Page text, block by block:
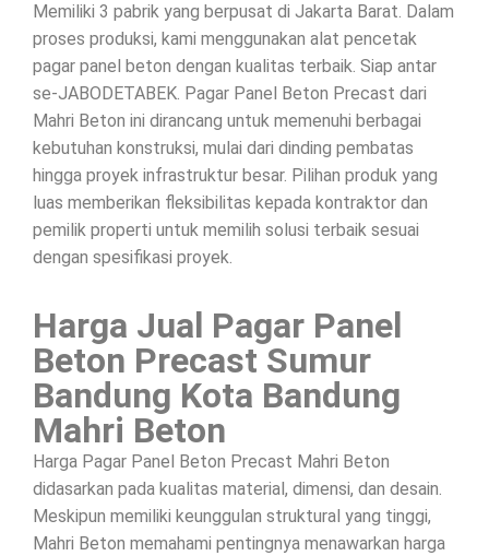
Memiliki 3 pabrik yang berpusat di Jakarta Barat. Dalam
proses produksi, kami menggunakan alat pencetak
pagar panel beton dengan kualitas terbaik. Siap antar
se-JABODETABEK. Pagar Panel Beton Precast dari
Mahri Beton ini dirancang untuk memenuhi berbagai
kebutuhan konstruksi, mulai dari dinding pembatas
hingga proyek infrastruktur besar. Pilihan produk yang
luas memberikan fleksibilitas kepada kontraktor dan
pemilik properti untuk memilih solusi terbaik sesuai
dengan spesifikasi proyek.
Harga Jual Pagar Panel
Beton Precast Sumur
Bandung Kota Bandung
Mahri Beton
Harga Pagar Panel Beton Precast Mahri Beton
didasarkan pada kualitas material, dimensi, dan desain.
Meskipun memiliki keunggulan struktural yang tinggi,
Mahri Beton memahami pentingnya menawarkan harga